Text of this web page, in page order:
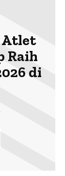
Atlet
Raih
di